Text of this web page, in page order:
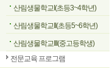
산림생물학교I(초등3~4학년)
산림생물학교II(초등5~6학년)
산림생물학교III(중고등학생)
전문교육 프로그램